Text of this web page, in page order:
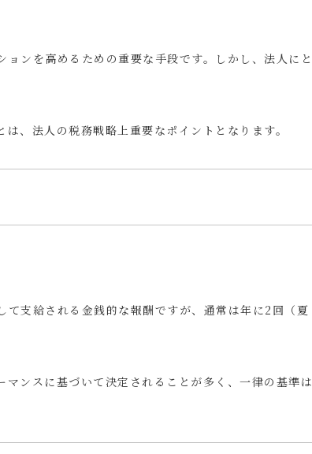
ンを高めるための重要な手段です。しかし、法人にと
、法人の税務戦略上重要なポイントとなります。
支給される金銭的な報酬ですが、通常は年に2回（夏
ンスに基づいて決定されることが多く、一律の基準は